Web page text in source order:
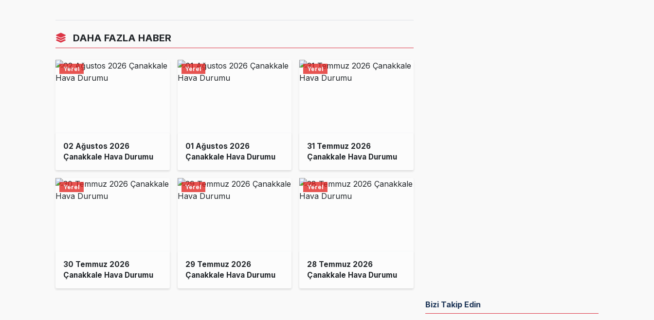
DAHA FAZLA HABER
Yerel
02 Ağustos 2026
Çanakkale Hava Durumu
Yerel
01 Ağustos 2026
Çanakkale Hava Durumu
Yerel
31 Temmuz 2026
Çanakkale Hava Durumu
Yerel
30 Temmuz 2026
Çanakkale Hava Durumu
Yerel
29 Temmuz 2026
Çanakkale Hava Durumu
Yerel
28 Temmuz 2026
Çanakkale Hava Durumu
Bizi Takip Edin